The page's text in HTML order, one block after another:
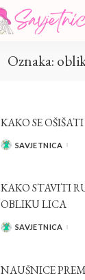
Oznaka:
KAKO SE
POSTED
SAVJETNICA
KAKO STAVITI
OBLIKU LICA
POSTED
SAVJETNICA
NAUŠNICE